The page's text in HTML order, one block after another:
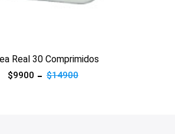
Real 30 Comprimidos
$9900 $14900